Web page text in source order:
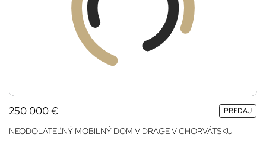
250 000€ PREDAJ
NEODOLATEĽNÝ MOBILNÝ DOM V DRAGE V CHORVÁTSKU